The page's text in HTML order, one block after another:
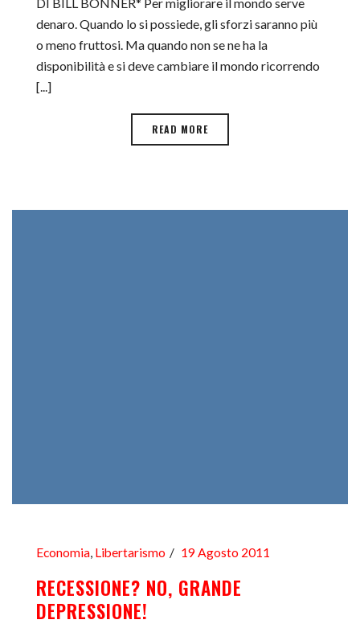
denaro. Quando lo si possiede, gli sforzi saranno più
o meno fruttosi. Ma quando non se ne ha la
disponibilità e si deve cambiare il mondo ricorrendo
[...]
READ MORE
Economia Libertarismo 19 Agosto 2011
RECESSIONE? NO, GRANDE
DEPRESSIONE!